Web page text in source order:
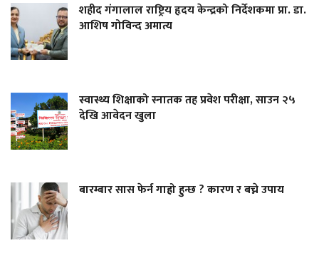
शहीद गंगालाल राष्ट्रिय हृदय केन्द्रको निर्देशकमा प्रा. डा.
आशिष गोविन्द अमात्य
स्वास्थ्य शिक्षाको स्नातक तह प्रवेश परीक्षा, साउन २५
देखि आवेदन खुला
बारम्बार सास फेर्न गाह्रो हुन्छ ? कारण र बच्ने उपाय